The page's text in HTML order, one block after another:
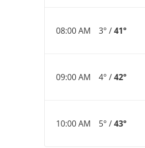
08:00 AM 3° /41°
09:00 AM 4° /42°
10:00 AM 5° /43°